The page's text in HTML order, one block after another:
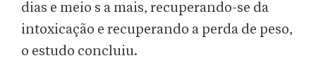
dias e meio s a mais, recuperando-se da
intoxicação e recuperando a perda de peso,
o estudo concluiu.